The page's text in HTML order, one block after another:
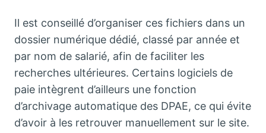
Il est conseillé d’organiser ces fichiers dans un
dossier numérique dédié, classé par année et
par nom de salarié, afin de faciliter les
recherches ultérieures. Certains logiciels de
paie intègrent d’ailleurs une fonction
d’archivage automatique des DPAE, ce qui évite
d’avoir à les retrouver manuellement sur le site.